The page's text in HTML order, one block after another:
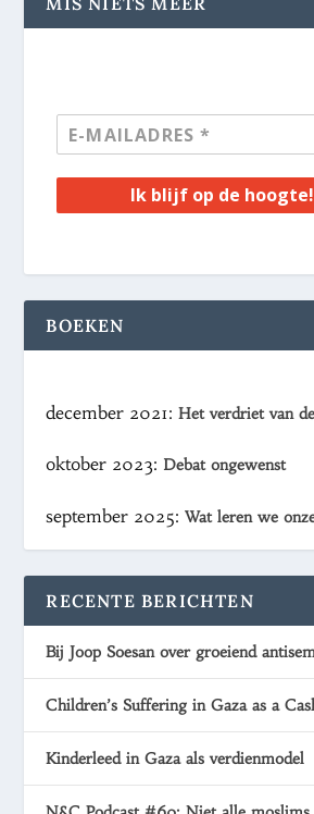
Ik blijf op de hoogte!
BOEKEN
december 2021:Het verdriet van
oktober 2023: Debat ongewenst
september 2025:Wat leren we
RECENTE BERICHTEN
Bij Joop Soesan over groeiend
Children’s Suffering in Gaza as a
Kinderleed in Gaza als verdienmodel